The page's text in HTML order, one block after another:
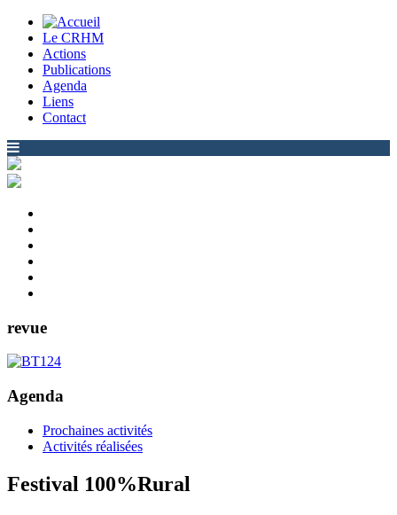
Le CRHM
Actions
Publications
Agenda
Liens
Contact
revue
Agenda
Prochaines activités
Activités réalisées
Festival 100%Rural